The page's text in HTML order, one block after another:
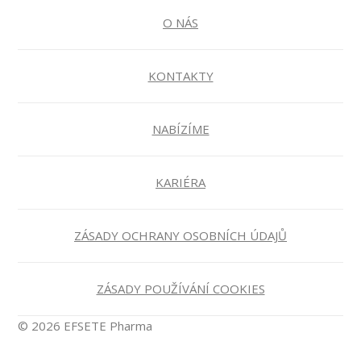
O NÁS
KONTAKTY
NABÍZÍME
KARIÉRA
ZÁSADY OCHRANY OSOBNÍCH ÚDAJŮ
ZÁSADY POUŽÍVÁNÍ COOKIES
© 2026 EFSETE Pharma